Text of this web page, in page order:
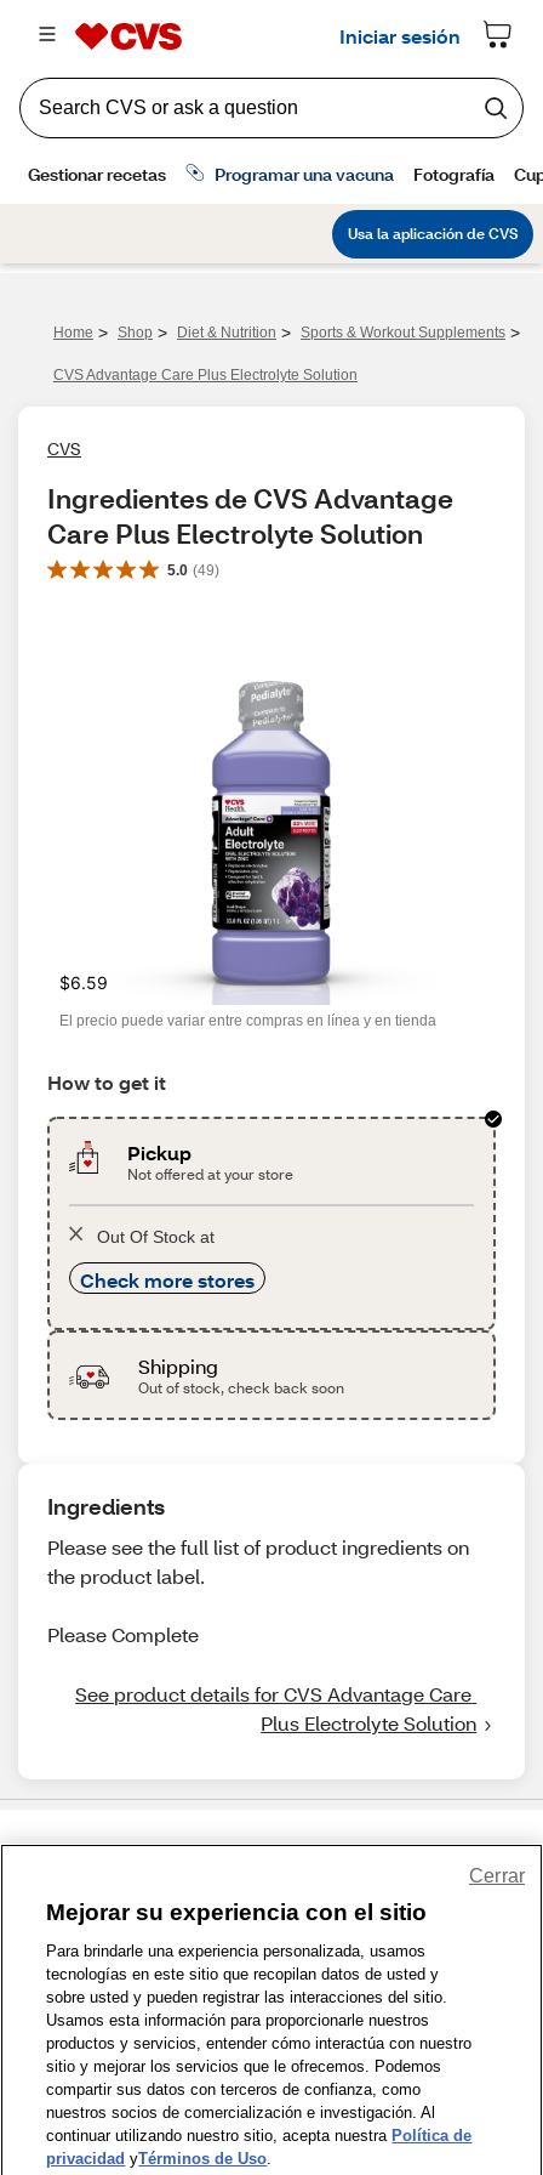
Home > Shop > Diet & Nutrition > Sports & Workout Supplements >
CVS Advantage Care Plus Electrolyte Solution
CVS
Ingredientes de CVS Advantage
Care Plus Electrolyte Solution
5.0 (49)
$6.59
El precio puede variar entre compras en línea y en tienda
How to get it
Pickup
Not offered at your store
Out Of Stock at
Check more stores
Shipping
Out of stock, check back soon
Ingredients
Please see the full list of product ingredients on
the product label.
Please Complete
See product details for CVS Advantage Care
Plus Electrolyte Solution
1-800-679-9691 | Contáctenos | Términos de Uso | Accesibilidad
Política de Privacidad | WA Privacy Policy | Mapa del sitio
Zona de Bienestar | © 1999 - 2026 CVS.com
Mejorar su experiencia con el sitio
Para brindarle una experiencia personalizada, usamos
tecnologías en este sitio que recopilan datos de usted y
sobre usted y pueden registrar las interacciones del sitio.
Usamos esta información para proporcionarle nuestros
productos y servicios, entender cómo interactúa con nuestro
sitio y mejorar los servicios que le ofrecemos. Podemos
compartir sus datos con terceros de confianza, como
nuestros socios de comercialización e investigación. Al
continuar utilizando nuestro sitio, acepta nuestra Política de
privacidad yTérminos de Uso.
Cerrar